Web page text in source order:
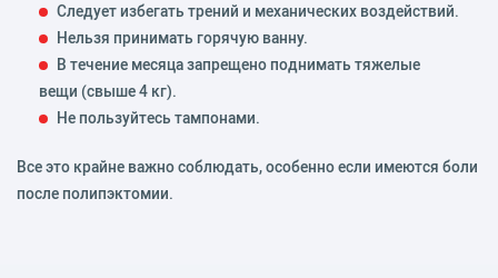
Следует избегать трений и механических воздействий.
Нельзя принимать горячую ванну.
В течение месяца запрещено поднимать тяжелые
вещи (свыше 4 кг).
Не пользуйтесь тампонами.
Все это крайне важно соблюдать, особенно если имеются боли
после полипэктомии.